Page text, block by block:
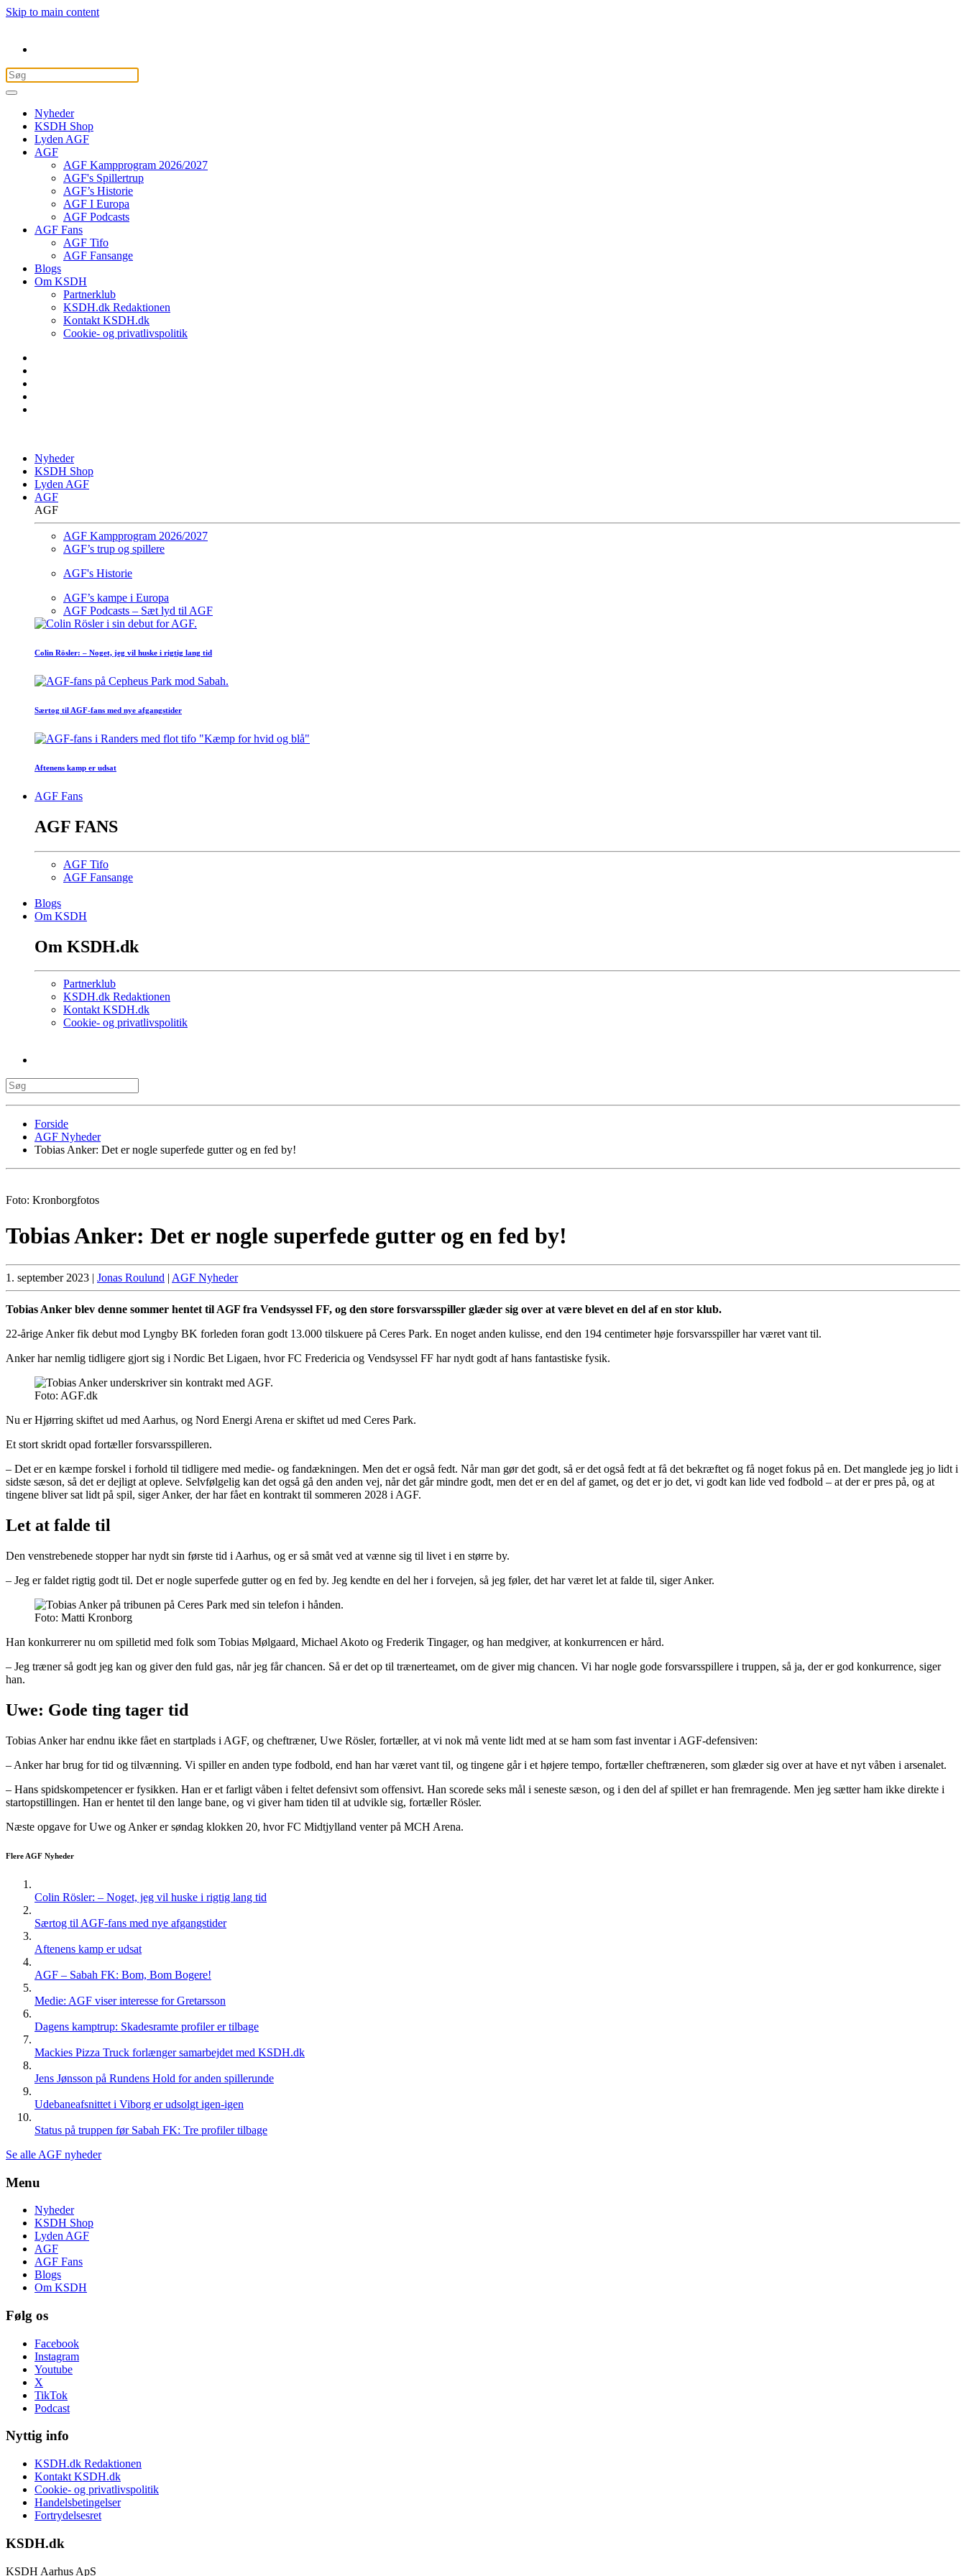
Skip to main content
Nyheder
KSDH Shop
Lyden AGF
AGF
AGF Kampprogram 2026/2027
AGF's Spillertrup
AGF’s Historie
AGF I Europa
AGF Podcasts
AGF Fans
AGF Tifo
AGF Fansange
Blogs
Om KSDH
Partnerklub
KSDH.dk Redaktionen
Kontakt KSDH.dk
Cookie- og privatlivspolitik
Nyheder
KSDH Shop
Lyden AGF
AGF
AGF
AGF Kampprogram 2026/2027
AGF’s trup og spillere
AGF's Historie
AGF’s kampe i Europa
AGF Podcasts – Sæt lyd til AGF
Colin Rösler: – Noget, jeg vil huske i rigtig lang tid
Særtog til AGF-fans med nye afgangstider
Aftenens kamp er udsat
AGF Fans
AGF FANS
AGF Tifo
AGF Fansange
Blogs
Om KSDH
Om KSDH.dk
Partnerklub
KSDH.dk Redaktionen
Kontakt KSDH.dk
Cookie- og privatlivspolitik
Forside
AGF Nyheder
Tobias Anker: Det er nogle superfede gutter og en fed by!
Foto: Kronborgfotos
Tobias Anker: Det er nogle superfede gutter og en fed by!
1. september 2023 | Jonas Roulund | AGF Nyheder
Tobias Anker blev denne sommer hentet til AGF fra Vendsyssel FF, og den store forsvarsspiller glæder sig over at være blevet en del af en stor klub.
22-årige Anker fik debut mod Lyngby BK forleden foran godt 13.000 tilskuere på Ceres Park. En noget anden kulisse, end den 194 centimeter høje forsvarsspiller har været vant til.
Anker har nemlig tidligere gjort sig i Nordic Bet Ligaen, hvor FC Fredericia og Vendsyssel FF har nydt godt af hans fantastiske fysik.
Foto: AGF.dk
Nu er Hjørring skiftet ud med Aarhus, og Nord Energi Arena er skiftet ud med Ceres Park.
Et stort skridt opad fortæller forsvarsspilleren.
– Det er en kæmpe forskel i forhold til tidligere med medie- og fandækningen. Men det er også fedt. Når man gør det godt, så er det også fedt at få det bekræftet og få noget fokus på en. Det manglede jeg jo lidt i
sidste sæson, så det er dejligt at opleve. Selvfølgelig kan det også gå den anden vej, når det går mindre godt, men det er en del af gamet, og det er jo det, vi godt kan lide ved fodbold – at der er pres på, og at
tingene bliver sat lidt på spil, siger Anker, der har fået en kontrakt til sommeren 2028 i AGF.
Let at falde til
Den venstrebenede stopper har nydt sin første tid i Aarhus, og er så småt ved at vænne sig til livet i en større by.
– Jeg er faldet rigtig godt til. Det er nogle superfede gutter og en fed by. Jeg kendte en del her i forvejen, så jeg føler, det har været let at falde til, siger Anker.
Foto: Matti Kronborg
Han konkurrerer nu om spilletid med folk som Tobias Mølgaard, Michael Akoto og Frederik Tingager, og han medgiver, at konkurrencen er hård.
– Jeg træner så godt jeg kan og giver den fuld gas, når jeg får chancen. Så er det op til trænerteamet, om de giver mig chancen. Vi har nogle gode forsvarsspillere i truppen, så ja, der er god konkurrence, siger
han.
Uwe: Gode ting tager tid
Tobias Anker har endnu ikke fået en startplads i AGF, og cheftræner, Uwe Rösler, fortæller, at vi nok må vente lidt med at se ham som fast inventar i AGF-defensiven:
– Anker har brug for tid og tilvænning. Vi spiller en anden type fodbold, end han har været vant til, og tingene går i et højere tempo, fortæller cheftræneren, som glæder sig over at have et nyt våben i arsenalet.
– Hans spidskompetencer er fysikken. Han er et farligt våben i feltet defensivt som offensivt. Han scorede seks mål i seneste sæson, og i den del af spillet er han fremragende. Men jeg sætter ham ikke direkte i
startopstillingen. Han er hentet til den lange bane, og vi giver ham tiden til at udvikle sig, fortæller Rösler.
Næste opgave for Uwe og Anker er søndag klokken 20, hvor FC Midtjylland venter på MCH Arena.
Flere AGF Nyheder
Colin Rösler: – Noget, jeg vil huske i rigtig lang tid
Særtog til AGF-fans med nye afgangstider
Aftenens kamp er udsat
AGF – Sabah FK: Bom, Bom Bogere!
Medie: AGF viser interesse for Gretarsson
Dagens kamptrup: Skadesramte profiler er tilbage
Mackies Pizza Truck forlænger samarbejdet med KSDH.dk
Jens Jønsson på Rundens Hold for anden spillerunde
Udebaneafsnittet i Viborg er udsolgt igen-igen
Status på truppen før Sabah FK: Tre profiler tilbage
Se alle AGF nyheder
Menu
Nyheder
KSDH Shop
Lyden AGF
AGF
AGF Fans
Blogs
Om KSDH
Følg os
Facebook
Instagram
Youtube
X
TikTok
Podcast
Nyttig info
KSDH.dk Redaktionen
Kontakt KSDH.dk
Cookie- og privatlivspolitik
Handelsbetingelser
Fortrydelsesret
KSDH.dk
KSDH Aarhus ApS